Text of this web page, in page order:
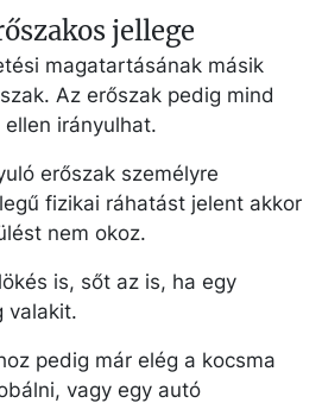
jellege
magatartásának másik
Az erőszak pedig mind
irányulhat.
erőszak személyre
fizikai ráhatást jelent akkor
nem okoz.
is, sőt az is, ha egy
valakit.
pedig már elég a kocsma
vagy egy autó